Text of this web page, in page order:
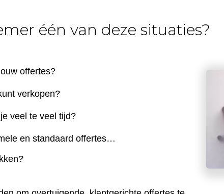
één van deze situaties?
offertes?
verkopen?
veel te veel tijd?
en standaard offertes…